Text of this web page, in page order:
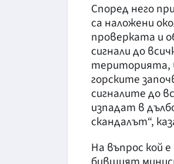
Според него
са наложени
проверката и
сигнали до
територията,
горските
сигналите до
изпадат в
скандалът“,
На въпрос кой